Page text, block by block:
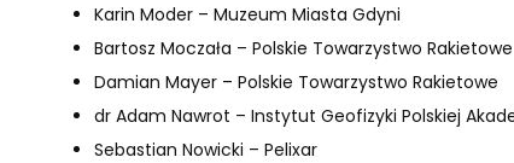
Karin Moder – Muzeum Miasta Gdyni
Bartosz Moczała – Polskie Towarzystwo Rakietowe
Damian Mayer – Polskie Towarzystwo Rakietowe
dr Adam Nawrot – Instytut Geofizyki Polskiej
Sebastian Nowicki – Pelixar